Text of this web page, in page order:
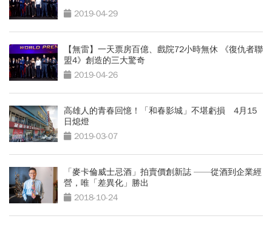
2019-04-29
【無雷】一天票房百億、戲院72小時無休 《復仇者聯
盟4》創造的三大驚奇
2019-04-26
高雄人的青春回憶！「和春影城」不堪虧損 4月15
日熄燈
2019-03-07
「麥卡倫威士忌酒」拍賣價創新誌 ——從酒到企業經
營，唯「差異化」勝出
2018-10-24